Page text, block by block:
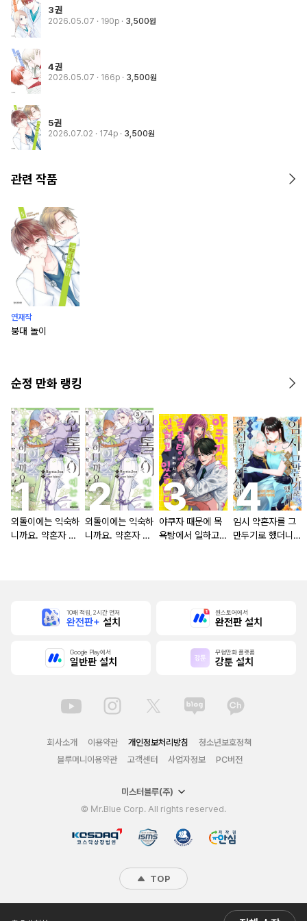
3권
2026.05.07 · 190p 3,500원
4권
2026.05.07 · 166p 3,500원
5권
2026.07.02 · 174p 3,500원
관련 작품
연재작
붕대 놀이
순정 만화 랭킹
외톨이에는 익숙하
니까요. 약혼자 방
외톨이에는 익숙하
니까요. 약혼자 방
야쿠자 때문에 목
욕탕에서 일하고
임시 약혼자를 그
만두기로 했더니
10배 적립, 2시간 먼저
완전판+ 설치
원스토어에서
완전판 설치
Google Play에서
일반판 설치
무협만화 플랫폼
강툰 설치
회사소개 이용약관 개인정보처리방침
청소년보호정책
블루머니이용약관
고객센터 사업자정보 PC버전
미스터블루(주)
© Mr.Blue Corp. All rights reserved.
TOP